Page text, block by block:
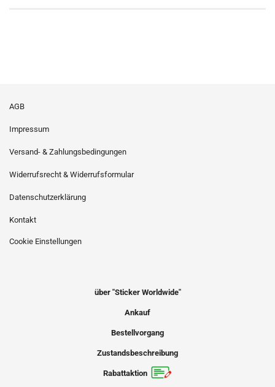
AGB
Impressum
Versand- & Zahlungsbedingungen
Widerrufsrecht & Widerrufsformular
Datenschutzerklärung
Kontakt
Cookie Einstellungen
über "Sticker Worldwide"
Ankauf
Bestellvorgang
Zustandsbeschreibung
Rabattaktion